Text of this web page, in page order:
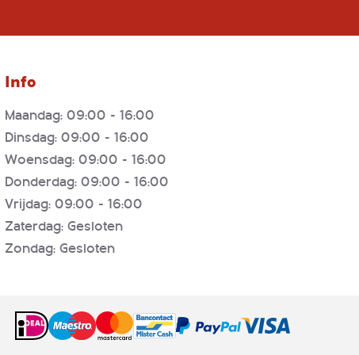
Info
Maandag: 09:00 - 16:00
Dinsdag: 09:00 - 16:00
Woensdag: 09:00 - 16:00
Donderdag: 09:00 - 16:00
Vrijdag: 09:00 - 16:00
Zaterdag: Gesloten
Zondag: Gesloten